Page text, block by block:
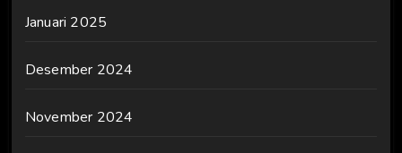
Januari 2025
Desember 2024
November 2024